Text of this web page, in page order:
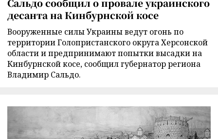
Сальдо сообщил о провале украинского
десанта на Кинбурнской косе
Вооруженные силы Украины ведут огонь по
территории Голопристанского округа Херсонской
области и предпринимают попытки высадки на
Кинбурнской косе, сообщил губернатор региона
Владимир Сальдо.